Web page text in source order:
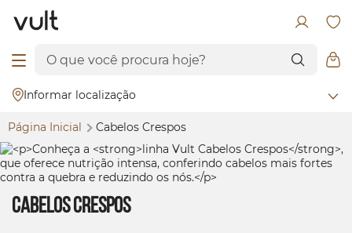
Informar localização
Página Inicial Cabelos Crespos
Cabelos Crespos